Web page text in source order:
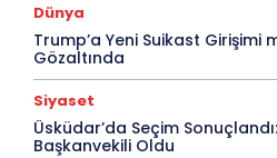
Dünya
Trump’a Yeni Suikast Girişimi
Gözaltında
Siyaset
Üsküdar’da Seçim
Başkanvekili Oldu